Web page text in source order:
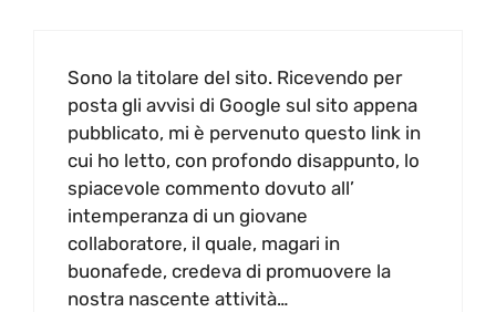
Sono la titolare del sito. Ricevendo per
posta gli avvisi di Google sul sito appena
pubblicato, mi è pervenuto questo link in
cui ho letto, con profondo disappunto, lo
spiacevole commento dovuto all’
intemperanza di un giovane
collaboratore, il quale, magari in
buonafede, credeva di promuovere la
nostra nascente attività…